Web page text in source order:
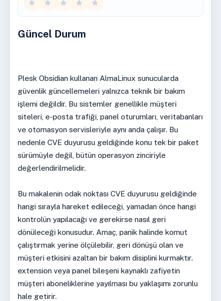
Güncel Durum
Plesk Obsidian kullanan AlmaLinux sunucularda
güvenlik güncellemeleri yalnızca teknik bir bakım
işlemi değildir. Bu sistemler genellikle müşteri
siteleri, e-posta trafiği, panel oturumları, veritabanları
ve otomasyon servisleriyle aynı anda çalışır. Bu
nedenle CVE duyurusu geldiğinde konu tek bir paket
sürümüyle değil, bütün operasyon zinciriyle
değerlendirilmelidir.
Bu makalenin odak noktası CVE duyurusu geldiğinde
hangi sırayla hareket edileceği, yamadan önce hangi
kontrolün yapılacağı ve gerekirse nasıl geri
dönüleceği konusudur. Amaç, panik halinde komut
çalıştırmak yerine ölçülebilir, geri dönüşü olan ve
müşteri etkisini azaltan bir bakım disiplini kurmaktır.
extension veya panel bileşeni kaynaklı zafiyetin
müşteri aboneliklerine yayılması bu yaklaşımı zorunlu
hale getirir.